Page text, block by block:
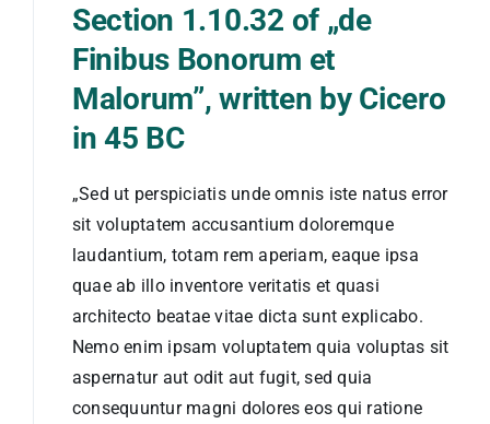
Section 1.10.32 of „de
Finibus Bonorum et
Malorum”, written by Cicero
in 45 BC
„Sed ut perspiciatis unde omnis iste natus error
sit voluptatem accusantium doloremque
laudantium, totam rem aperiam, eaque ipsa
quae ab illo inventore veritatis et quasi
architecto beatae vitae dicta sunt explicabo.
Nemo enim ipsam voluptatem quia voluptas sit
aspernatur aut odit aut fugit, sed quia
consequuntur magni dolores eos qui ratione